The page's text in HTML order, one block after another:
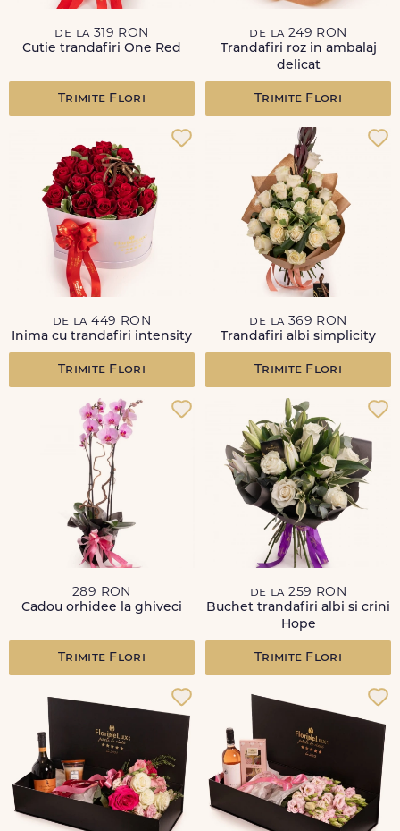
de la 319 RON
Cutie trandafiri One Red
Trimite Flori
de la 249 RON
Trandafiri roz in ambalaj
delicat
Trimite Flori
de la 449 RON
Inima cu trandafiri intensity
Trimite Flori
de la 369 RON
Trandafiri albi simplicity
Trimite Flori
289 RON
Cadou orhidee la ghiveci
Trimite Flori
de la 259 RON
Buchet trandafiri albi si crini
Hope
Trimite Flori